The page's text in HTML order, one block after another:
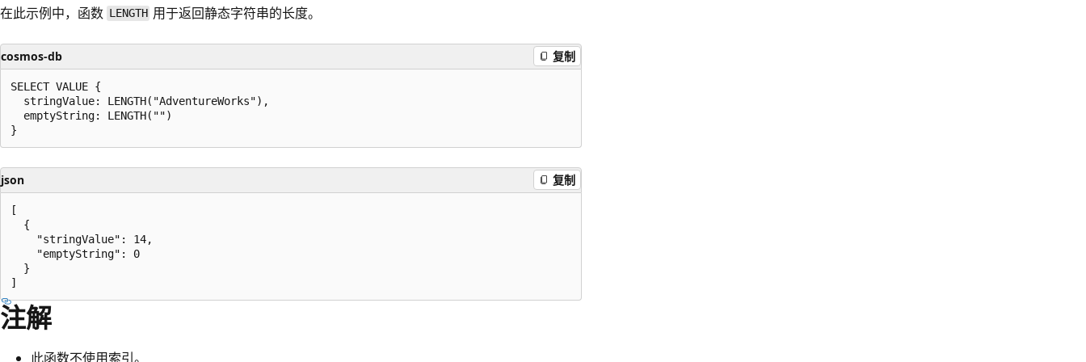
在此示例中，函数 LENGTH 用于返回静态字符串的长度。
cosmos-db 复制
SELECT VALUE {
  stringValue: LENGTH("AdventureWorks"),
  emptyString: LENGTH("")
json 复制
[
  {
    "stringValue": 14,
    "emptyString": 0
  }
注解
此函数不使用索引。